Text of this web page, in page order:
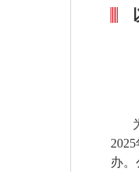
2025
办。